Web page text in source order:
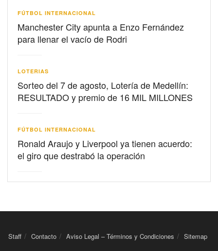
FÚTBOL INTERNACIONAL
Manchester City apunta a Enzo Fernández
para llenar el vacío de Rodri
LOTERIAS
Sorteo del 7 de agosto, Lotería de Medellín:
RESULTADO y premio de 16 MIL MILLONES
FÚTBOL INTERNACIONAL
Ronald Araujo y Liverpool ya tienen acuerdo:
el giro que destrabó la operación
Staff Contacto Aviso Legal – Términos y Condiciones Sitemap